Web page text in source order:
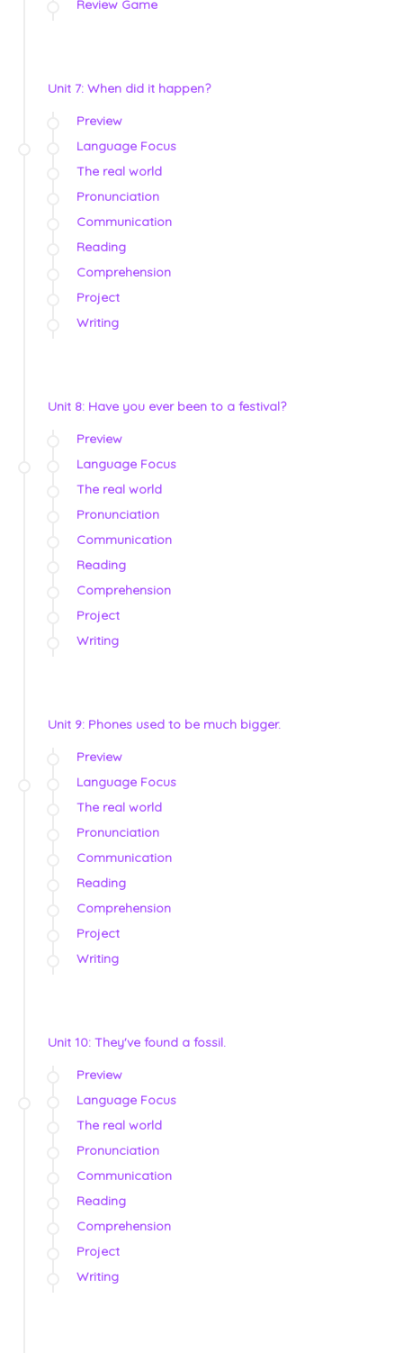
Review Game
Unit 7: When did it happen?
Preview
Language Focus
The real world
Pronunciation
Communication
Reading
Comprehension
Project
Writing
Unit 8: Have you ever been to a festival?
Preview
Language Focus
The real world
Pronunciation
Communication
Reading
Comprehension
Project
Writing
Unit 9: Phones used to be much bigger.
Preview
Language Focus
The real world
Pronunciation
Communication
Reading
Comprehension
Project
Writing
Unit 10: They've found a fossil.
Preview
Language Focus
The real world
Pronunciation
Communication
Reading
Comprehension
Project
Writing